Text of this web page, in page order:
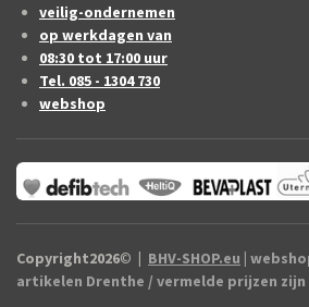
veilig-ondernemen
op werkdagen van
08:30 tot 17:00 uur
Tel. 085 - 1304 730
webshop
Copyright2026© | BHV-SHOP.eu |
artikelen Drenthe / vermelde prijzen zijn